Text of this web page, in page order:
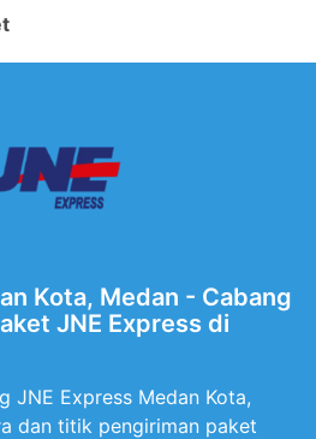
Kota, Medan - Cabang
JNE Express di
JNE Express Medan Kota,
dan titik pengiriman paket